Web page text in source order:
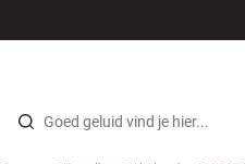
Luidsprekers